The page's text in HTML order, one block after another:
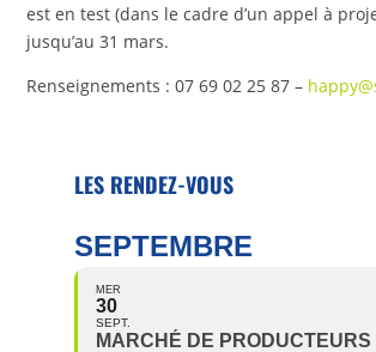
est en test (dans le cadre d’un appel à
jusqu’au 31 mars.
Renseignements : 07 69 02 25 87 –
LES RENDEZ-VOUS
SEPTEMBRE
MER
30
SEPT.
MARCHÉ DE PRODUCTEURS